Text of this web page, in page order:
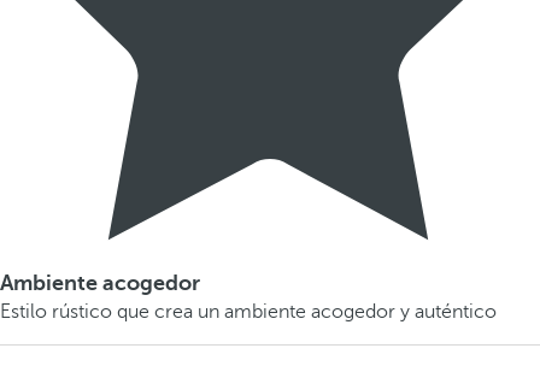
Ambiente acogedor
Estilo rústico que crea un ambiente acogedor y auténtico